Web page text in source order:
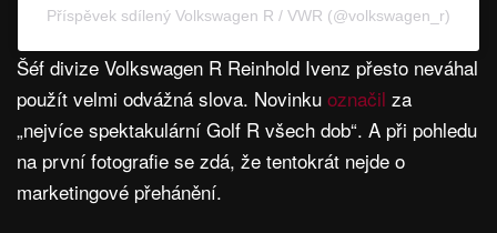
Příspěvek sdílený Volkswagen R / VWR (@volkswagen_r)
Šéf divize Volkswagen R Reinhold Ivenz přesto neváhal
použít velmi odvážná slova. Novinku označil za
„nejvíce spektakulární Golf R všech dob“. A při pohledu
na první fotografie se zdá, že tentokrát nejde o
marketingové přehánění.